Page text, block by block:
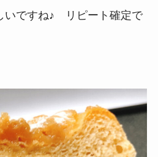
いですね♪ リピート確定で